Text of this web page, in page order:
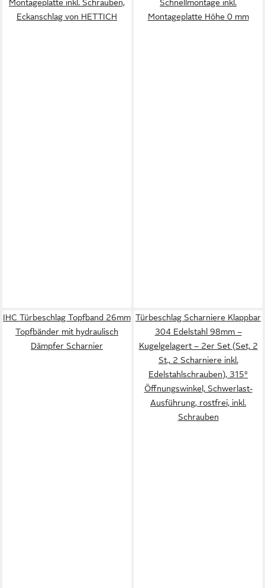
Montageplatte inkl. Schrauben,
Eckanschlag von HETTICH
Schnellmontage inkl.
Montageplatte Höhe 0 mm
IHC Türbeschlag Topfband 26mm
Topfbänder mit hydraulisch
Dämpfer Scharnier
Türbeschlag Scharniere Klappbar
304 Edelstahl 98mm –
Kugelgelagert – 2er Set (Set, 2
St., 2 Scharniere inkl.
Edelstahlschrauben), 315°
Öffnungswinkel, Schwerlast-
Ausführung, rostfrei, inkl.
Schrauben